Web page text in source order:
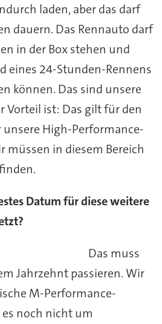
laden, aber das darf
dauern. Das Rennauto darf
in der Box stehen und
eines 24-Stunden-Rennens
können. Das sind unsere
Vorteil ist: Das gilt für den
High-Performance-
müssen in diesem Bereich
Datum für diese weitere
Das muss
Jahrzehnt passieren. Wir
M-Performance-
noch nicht um